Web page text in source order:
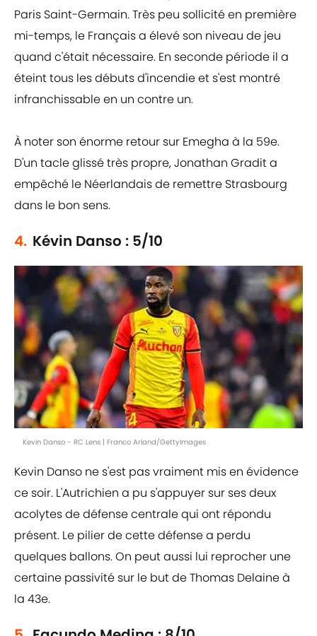
Paris Saint-Germain. Très peu sollicité en première
mi-temps, le Français a élevé son niveau de jeu
quand c'était nécessaire. En seconde période il a
éteint tous les débuts d'incendie et s'est montré
infranchissable en un contre un.
À noter son énorme retour sur Emegha à la 59e.
D'un tacle glissé très propre, Jonathan Gradit a
empêché le Néerlandais de remettre Strasbourg
dans le bon sens.
4. Kévin Danso : 5/10
Kevin Danso - RC Lens | Franco Arland/GettyImages
Kevin Danso ne s'est pas vraiment mis en évidence
ce soir. L'Autrichien a pu s'appuyer sur ses deux
acolytes de défense centrale qui ont répondu
présent. Le pilier de cette défense a perdu
quelques ballons. On peut aussi lui reprocher une
certaine passivité sur le but de Thomas Delaine à
la 43e.